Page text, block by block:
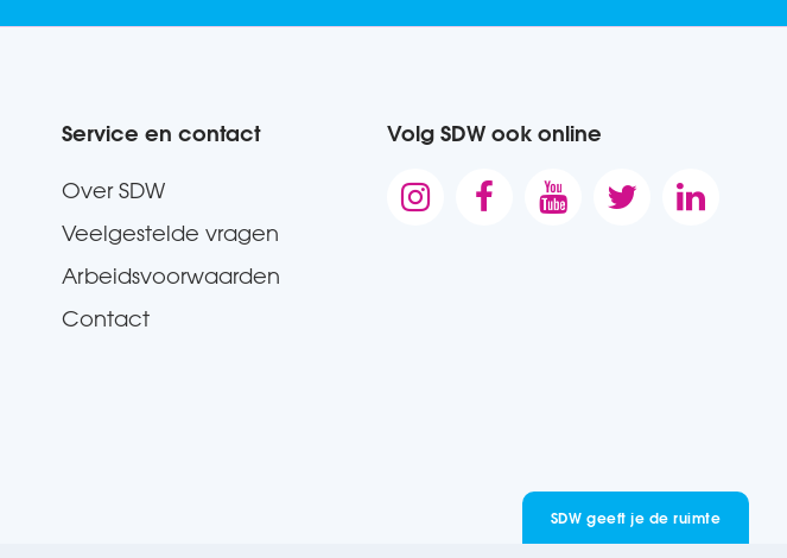
Service en contact
Over SDW
Veelgestelde vragen
Arbeidsvoorwaarden
Contact
Volg SDW ook online
    
SDW geeft je de ruimte